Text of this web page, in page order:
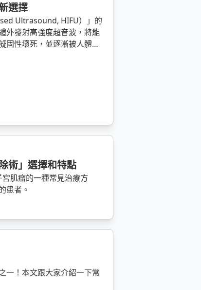
選擇
Ultrasound, HIFU）」的
外發射高強度超音波，將能
固性壞死，並逐漸被人體自
術」選擇和特點
肌瘤的一種常見治療方
患者。
一！本文跟大家介紹一下常